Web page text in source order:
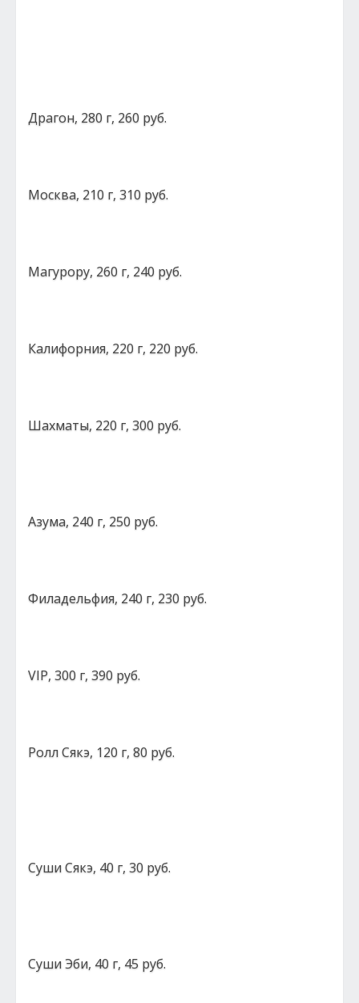
Драгон, 280 г, 260 руб.
Москва, 210 г, 310 руб.
Магурору, 260 г, 240 руб.
Калифорния, 220 г, 220 руб.
Шахматы, 220 г, 300 руб.
Азума, 240 г, 250 руб.
Филадельфия, 240 г, 230 руб.
VIP, 300 г, 390 руб.
Ролл Сякэ, 120 г, 80 руб.
Суши Сякэ, 40 г, 30 руб.
Суши Эби, 40 г, 45 руб.